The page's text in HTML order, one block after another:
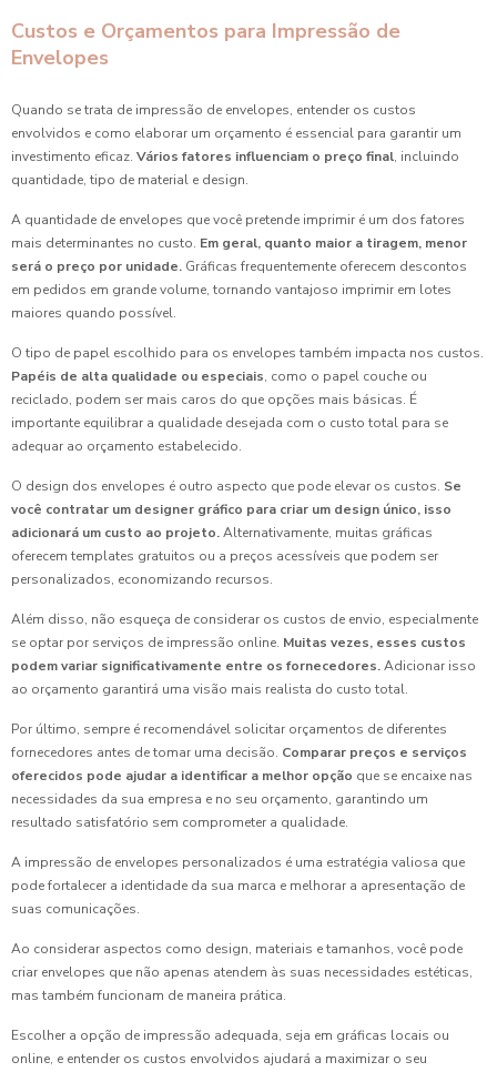
Custos e Orçamentos para Impressão de
Envelopes
Quando se trata de impressão de envelopes, entender os custos
envolvidos e como elaborar um orçamento é essencial para garantir um
investimento eficaz. Vários fatores influenciam o preço final, incluindo
quantidade, tipo de material e design.
A quantidade de envelopes que você pretende imprimir é um dos fatores
mais determinantes no custo. Em geral, quanto maior a tiragem, menor
será o preço por unidade. Gráficas frequentemente oferecem descontos
em pedidos em grande volume, tornando vantajoso imprimir em lotes
maiores quando possível.
O tipo de papel escolhido para os envelopes também impacta nos custos.
Papéis de alta qualidade ou especiais, como o papel couche ou
reciclado, podem ser mais caros do que opções mais básicas. É
importante equilibrar a qualidade desejada com o custo total para se
adequar ao orçamento estabelecido.
O design dos envelopes é outro aspecto que pode elevar os custos. Se
você contratar um designer gráfico para criar um design único, isso
adicionará um custo ao projeto.Alternativamente, muitas gráficas
oferecem templates gratuitos ou a preços acessíveis que podem ser
personalizados, economizando recursos.
Além disso, não esqueça de considerar os custos de envio, especialmente
se optar por serviços de impressão online. Muitas vezes, esses custos
podem variar significativamente entre os fornecedores.Adicionar isso
ao orçamento garantirá uma visão mais realista do custo total.
Por último, sempre é recomendável solicitar orçamentos de diferentes
fornecedores antes de tomar uma decisão. Comparar preços e serviços
oferecidos pode ajudar a identificar a melhor opção que se encaixe nas
necessidades da sua empresa e no seu orçamento, garantindo um
resultado satisfatório sem comprometer a qualidade.
A impressão de envelopes personalizados é uma estratégia valiosa que
pode fortalecer a identidade da sua marca e melhorar a apresentação de
suas comunicações.
Ao considerar aspectos como design, materiais e tamanhos, você pode
criar envelopes que não apenas atendem às suas necessidades estéticas,
mas também funcionam de maneira prática.
Escolher a opção de impressão adequada, seja em gráficas locais ou
online, e entender os custos envolvidos ajudará a maximizar o seu